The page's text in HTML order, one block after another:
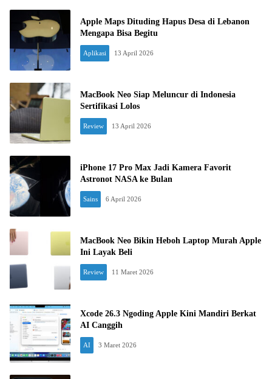
Apple Maps Dituding Hapus Desa di Lebanon
Mengapa Bisa Begitu
Aplikasi 13 April 2026
MacBook Neo Siap Meluncur di Indonesia
Sertifikasi Lolos
Review 13 April 2026
iPhone 17 Pro Max Jadi Kamera Favorit
Astronot NASA ke Bulan
Sains 6 April 2026
MacBook Neo Bikin Heboh Laptop Murah Apple
Ini Layak Beli
Review 11 Maret 2026
Xcode 26.3 Ngoding Apple Kini Mandiri Berkat
AI Canggih
AI 3 Maret 2026